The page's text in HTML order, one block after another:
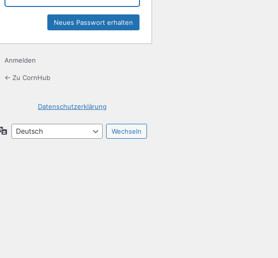
Anmelden
← Zu CornHub
Datenschutzerklärung
Sprache